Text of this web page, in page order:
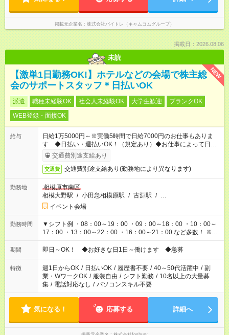
掲載元企業名 株式会社バイトレ（キャムコムグループ）
掲載日：2026.08.06
未読
NEW
【激単1日勤務OK!】ホテルなどの会場で株主総
会のサポートスタッフ＊日払いOK
派遣 職種未経験OK 社会人未経験OK 大学生歓迎
ブランクOK
WEB登録・面接OK
給与
日給1万5000円～※実働5時間で日給7000円のお仕事もありま
す ◆日払い・週払いOK！（規定あり）◆お仕事によって日給も
異なります
交通費別途支給あり
交通費 交通費別途支給あり(勤務地により異なります)
勤務地
相模原市南区
相模大野駅 / 小田急相模原駅 / 古淵駅 / …
イベント会場
勤務時間
▼シフト例 ・08：00～19：00 ・09：00～18：00 ・10：00～
17：00 ・13：00～22：00 ・16：00～21：00 など多数！ ※お
仕事により勤務時間が異なります
期間 即日～OK！ ◆お好きな日1日～働けます ◆急募
特徴 週1日からOK / 日払いOK / 履歴書不要 / 40～50代活躍中 / 副
業・WワークOK / 服装自由 / シフト勤務 / 10名以上の大量募
集 / 電話対応なし / パソコンスキル不要
気になる！ 応募する 詳細へ